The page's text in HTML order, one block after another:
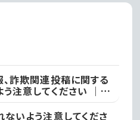
詐欺関連投稿に関する
注意してください ｜
不安を感じた際は、最寄
いよう注意してくださ